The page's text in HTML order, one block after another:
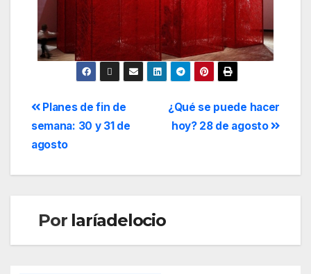
¿Qué se puede hacer
hoy? 28 de agosto
Planes de fin de
semana: 30 y 31 de
agosto
Por laríadelocio